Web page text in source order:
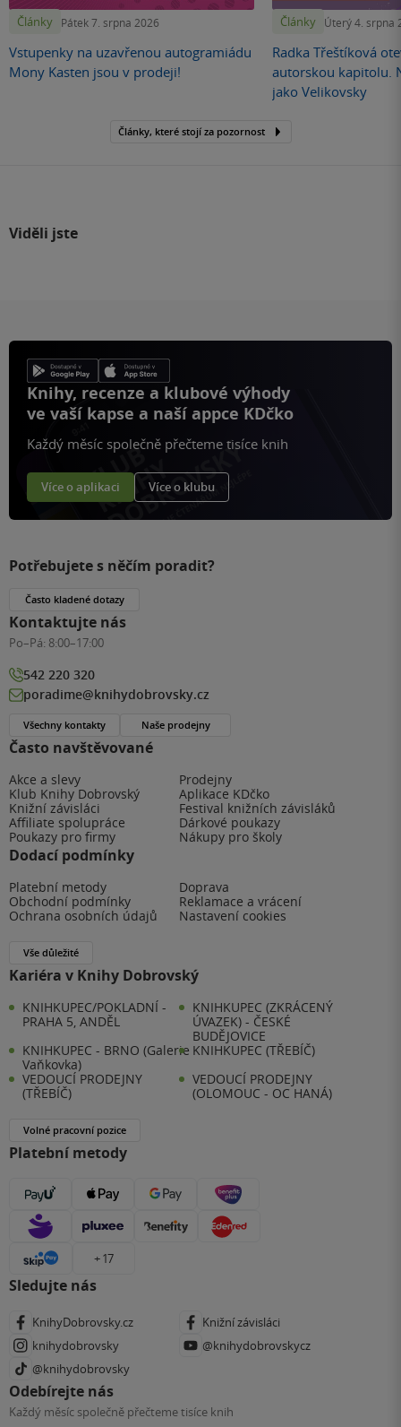
Články Pátek 7. srpna 2026
Vstupenky na uzavřenou autogramiádu
Mony Kasten jsou v prodeji!
Články Úterý 4. srpna
Radka Třeštíková
autorskou kapitolu.
jako Velikovsky
Články, které stojí za pozornost
Viděli jste
Knihy, recenze a klubové výhody
ve vaší kapse a naší appce KDčko
Každý měsíc společně přečteme tisíce knih
Více o aplikaci Více o klubu
Často navštěvované
Akce a slevy
Prodejny
Klub Knihy Dobrovský
Aplikace KDčko
Knižní závisláci
Festival knižních závisláků
Affiliate spolupráce
Dárkové poukazy
Poukazy pro firmy
Nákupy pro školy
Dodací podmínky
Platební metody
Doprava
Obchodní podmínky
Reklamace a vrácení
Ochrana osobních údajů
Nastavení cookies
Vše důležité
Kariéra v Knihy Dobrovský
KNIHKUPEC/POKLADNÍ -
PRAHA 5, ANDĚL
KNIHKUPEC (ZKRÁCENÝ
ÚVAZEK) - ČESKÉ
BUDĚJOVICE
KNIHKUPEC - BRNO (Galerie
Vaňkovka)
KNIHKUPEC (TŘEBÍČ)
VEDOUCÍ PRODEJNY
(TŘEBÍČ)
VEDOUCÍ PRODEJNY
(OLOMOUC - OC HANÁ)
Volné pracovní pozice
Platební metody
+ 17
Sledujte nás
KnihyDobrovsky.cz
Knižní závisláci
knihydobrovsky
@knihydobrovskycz
@knihydobrovsky
Odebírejte nás
Každý měsíc společně přečteme tisíce knih
Potřebujete s něčím poradit?
Často kladené dotazy
Kontaktujte nás
Po–Pá: 8:00–17:00
542 220 320
poradime@knihydobrovsky.cz
Všechny kontakty Naše prodejny